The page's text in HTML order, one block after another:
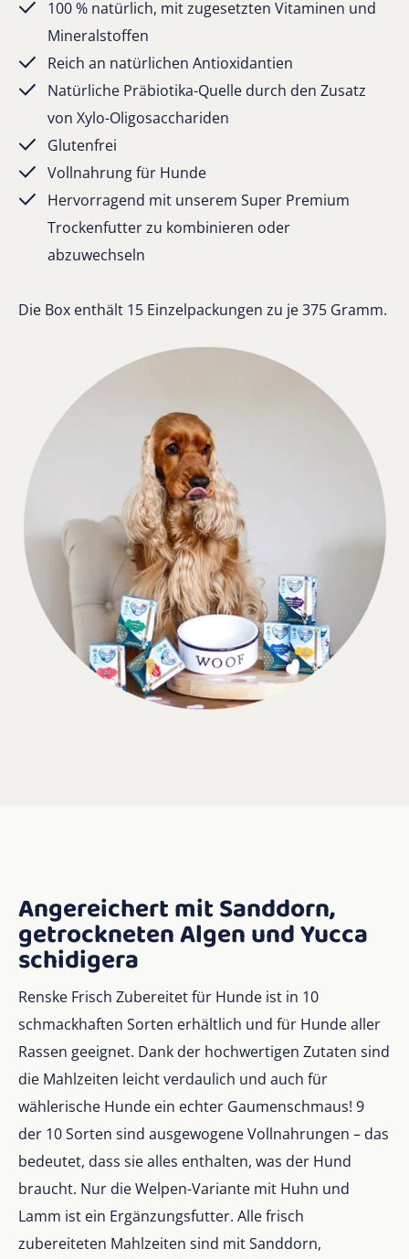
100 % natürlich, mit zugesetzten Vitaminen und
Mineralstoffen
Reich an natürlichen Antioxidantien
Natürliche Präbiotika-Quelle durch den Zusatz
von Xylo-Oligosacchariden
Glutenfrei
Vollnahrung für Hunde
Hervorragend mit unserem Super Premium
Trockenfutter zu kombinieren oder
abzuwechseln
Die Box enthält 15 Einzelpackungen zu je 375 Gramm.
Angereichert mit Sanddorn,
getrockneten Algen und Yucca
schidigera
Renske Frisch Zubereitet für Hunde ist in 10
schmackhaften Sorten erhältlich und für Hunde aller
Rassen geeignet. Dank der hochwertigen Zutaten sind
die Mahlzeiten leicht verdaulich und auch für
wählerische Hunde ein echter Gaumenschmaus! 9
der 10 Sorten sind ausgewogene Vollnahrungen – das
bedeutet, dass sie alles enthalten, was der Hund
braucht. Nur die Welpen-Variante mit Huhn und
Lamm ist ein Ergänzungsfutter. Alle frisch
zubereiteten Mahlzeiten sind mit Sanddorn,